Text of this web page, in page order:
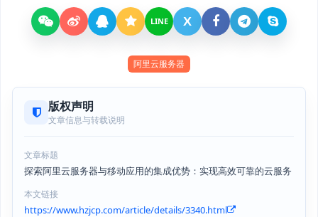
LINE X
阿里云服务器
版权声明
文章信息与转载说明
文章标题
探索阿里云服务器与移动应用的集成优势：实现高效可靠的云服务
本文链接
https://www.hzjcp.com/article/details/3340.html